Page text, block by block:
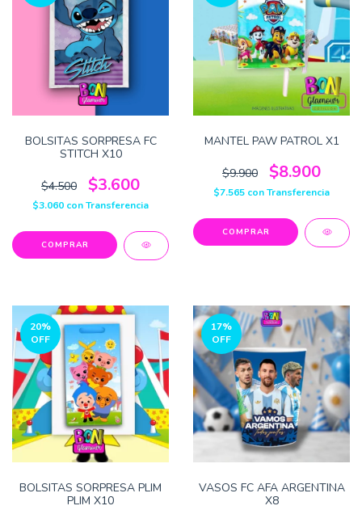
BOLSITAS SORPRESA FC
STITCH X10
$4.500 $3.600
$3.060 conTransferencia
MANTEL PAW PATROL X1
$9.900 $8.900
$7.565 conTransferencia
20%
OFF
BOLSITAS SORPRESA PLIM
PLIM X10
17%
OFF
VASOS FC AFA ARGENTINA
X8